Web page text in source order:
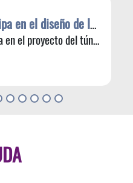
en el proyecto del túnel Fehmarnbelt
del túnel Fehmarnbelt